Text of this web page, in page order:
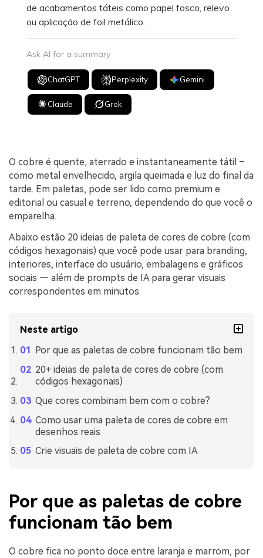
de acabamentos táteis como papel fosco, relevo
ou aplicação de foil metálico.
Ask AI for a summary
ChatGPT Perplexity Gemini
Claude Grok
O cobre é quente, aterrado e instantaneamente tátil –
como metal envelhecido, argila queimada e luz do final da
tarde. Em paletas, pode ser lido como premium e
editorial ou casual e terreno, dependendo do que você o
emparelha.
Abaixo estão 20 ideias de paleta de cores de cobre (com
códigos hexagonais) que você pode usar para branding,
interiores, interface do usuário, embalagens e gráficos
sociais — além de prompts de IA para gerar visuais
correspondentes em minutos.
Neste artigo
Por que as paletas de cobre funcionam tão bem
20+ ideias de paleta de cores de cobre (com
códigos hexagonais)
Que cores combinam bem com o cobre?
Como usar uma paleta de cores de cobre em
desenhos reais
Crie visuais de paleta de cobre com IA
Por que as paletas de cobre
funcionam tão bem
O cobre fica no ponto doce entre laranja e marrom, por